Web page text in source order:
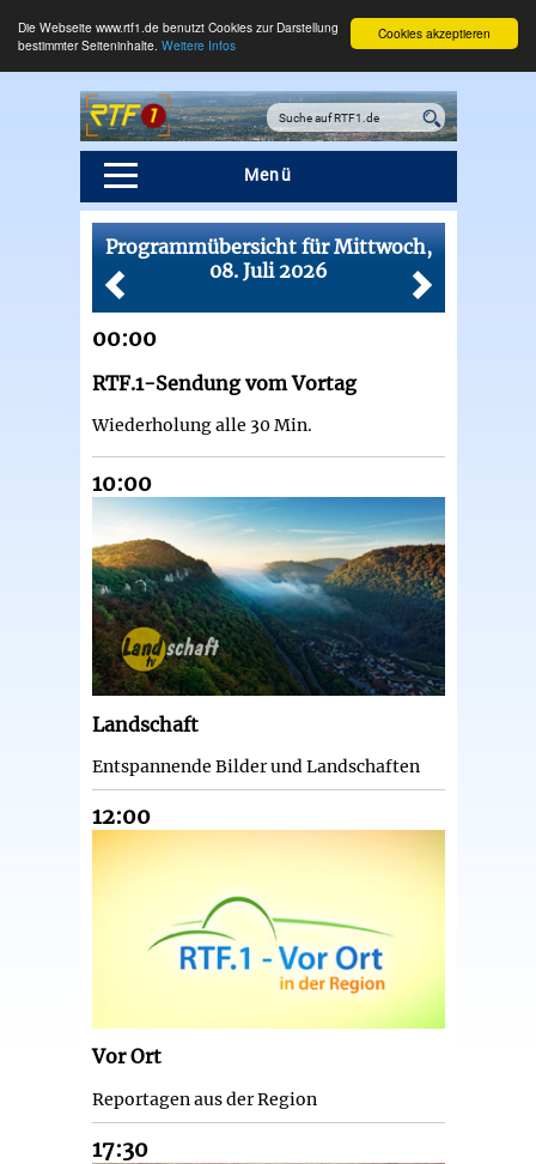
Cookies akzeptieren
Die Webseite www.rtf1.de benutzt Cookies zur Darstellung
bestimmter Seiteninhalte. Weitere Infos
Menü
Programmübersicht
Programmübersicht für Mittwoch,
08. Juli 2026
00:00
RTF.1-Sendung vom Vortag
Wiederholung alle 30 Min.
10:00
Landschaft
Entspannende Bilder und Landschaften
12:00
Vor Ort
Reportagen aus der Region
17:30